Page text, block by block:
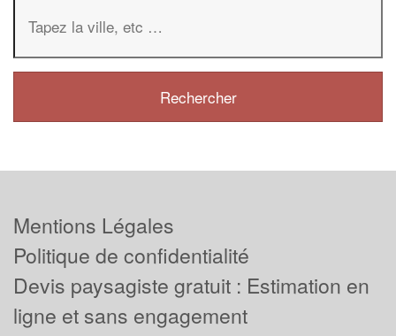
Mentions Légales
Politique de confidentialité
Devis paysagiste gratuit : Estimation en
ligne et sans engagement